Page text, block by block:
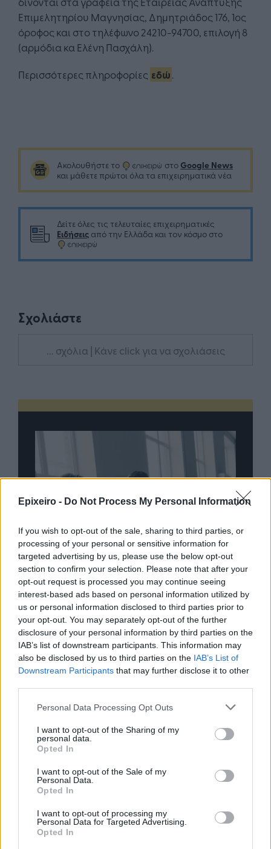
Epixeiro - Do Not Process My Personal Information
If you wish to opt-out of the sale, sharing to third parties, or
processing of your personal or sensitive information for
targeted advertising by us, please use the below opt-out
section to confirm your selection. Please note that after your
opt-out request is processed you may continue seeing
interest-based ads based on personal information utilized by
us or personal information disclosed to third parties prior to
your opt-out. You may separately opt-out of the further
disclosure of your personal information by third parties on the
IAB’s list of downstream participants. This information may
also be disclosed by us to third parties on the IAB’s List of
Downstream Participants that may further disclose it to other
Personal Data Processing Opt Outs
I want to opt-out of the Sharing of my
personal data.
Opted In
I want to opt-out of the Sale of my
Personal Data.
Opted In
I want to opt-out of processing my
Personal Data for Targeted Advertising.
Opted In
Επιμελητηρίου Μαγνησίας, Δημητριάδος 176, 1ος
όροφος και στο τηλέφωνο 24210-94700, επιλογή 8
(αρμόδια κα Ελένη Πασχάλη).
Περισσότερες πληροφορίες εδώ.
Ακολουθήστε το στο Google News
και μάθετε πρώτοι όλα τα επιχειρηματικά νέα
Δείτε όλες τις τελευταίες επιχειρηματικές
Ειδήσεις από την Ελλάδα και τον κόσμο στο
Σχολιάστε
... σχόλια | Κάνε click για να σχολιάσεις
TP Greece: Πώς διαμορφώνεται το
μέλλον του Insurance στην εποχή του AI
Περισσότερα από το
Έλαβε αισίως τέλος ο πρώτος